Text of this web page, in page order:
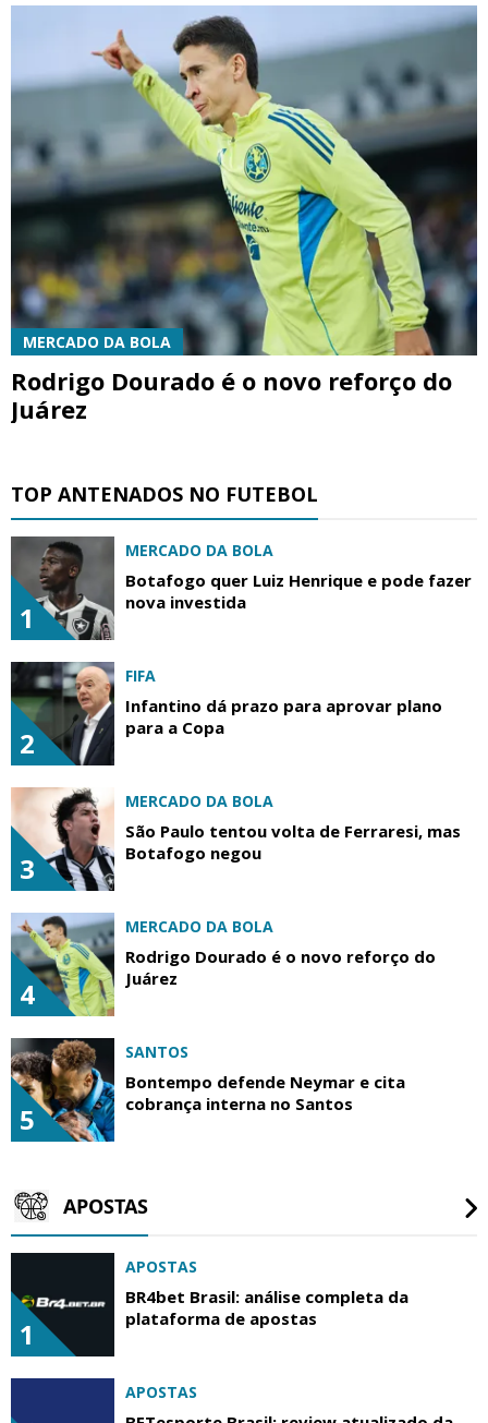
MERCADO DA BOLA
Rodrigo Dourado é o novo reforço do
Juárez
TOP ANTENADOS NO FUTEBOL
1
MERCADO DA BOLA
Botafogo quer Luiz Henrique e pode fazer
nova investida
2
FIFA
Infantino dá prazo para aprovar plano
para a Copa
3
MERCADO DA BOLA
São Paulo tentou volta de Ferraresi, mas
Botafogo negou
4
MERCADO DA BOLA
Rodrigo Dourado é o novo reforço do
Juárez
5
SANTOS
Bontempo defende Neymar e cita
cobrança interna no Santos
APOSTAS
1
APOSTAS
BR4bet Brasil: análise completa da
plataforma de apostas
APOSTAS